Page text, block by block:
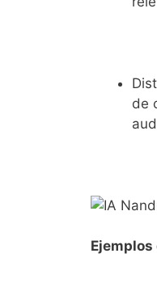
de